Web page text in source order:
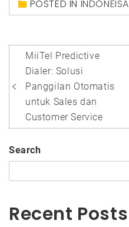
POSTED IN INDONEISA
Post
navigation
MiiTel Predictive
Dialer: Solusi
Panggilan Otomatis
untuk Sales dan
Customer Service
Search
Recent Posts